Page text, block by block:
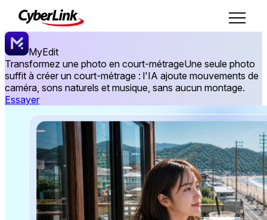
MyEdit
Transformez une photo en court-métrageUne seule photo
suffit à créer un court-métrage : l'IA ajoute mouvements de
caméra, sons naturels et musique, sans aucun montage.
Essayer